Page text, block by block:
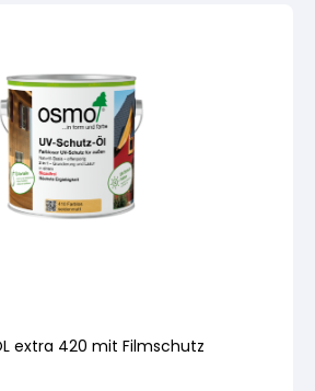
extra 420 mit Filmschutz